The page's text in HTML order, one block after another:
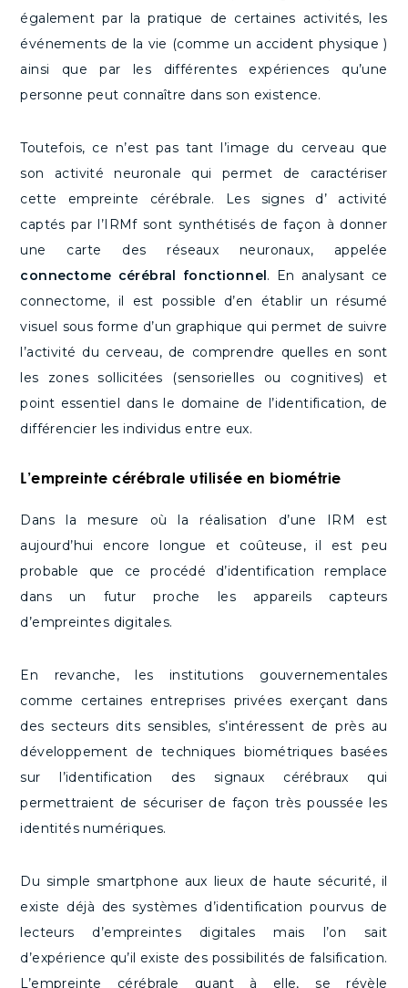
également par la pratique de certaines activités, les
événements de la vie (comme un accident physique )
ainsi que par les différentes expériences qu’une
personne peut connaître dans son existence.
Toutefois, ce n’est pas tant l’image du cerveau que
son activité neuronale qui permet de caractériser
cette empreinte cérébrale. Les signes d’ activité
captés par l’IRMf sont synthétisés de façon à donner
une carte des réseaux neuronaux, appelée
connectome cérébral fonctionnel. En analysant ce
connectome, il est possible d’en établir un résumé
visuel sous forme d’un graphique qui permet de suivre
l’activité du cerveau, de comprendre quelles en sont
les zones sollicitées (sensorielles ou cognitives) et
point essentiel dans le domaine de l’identification, de
différencier les individus entre eux.
L’empreinte cérébrale utilisée en biométrie
Dans la mesure où la réalisation d’une IRM est
aujourd’hui encore longue et coûteuse, il est peu
probable que ce procédé d’identification remplace
dans un futur proche les appareils capteurs
d’empreintes digitales.
En revanche, les institutions gouvernementales
comme certaines entreprises privées exerçant dans
des secteurs dits sensibles, s’intéressent de près au
développement de techniques biométriques basées
sur l’identification des signaux cérébraux qui
permettraient de sécuriser de façon très poussée les
identités numériques.
Du simple smartphone aux lieux de haute sécurité, il
existe déjà des systèmes d’identification pourvus de
lecteurs d’empreintes digitales mais l’on sait
d’expérience qu’il existe des possibilités de falsification.
L’empreinte cérébrale quant à elle, se révèle